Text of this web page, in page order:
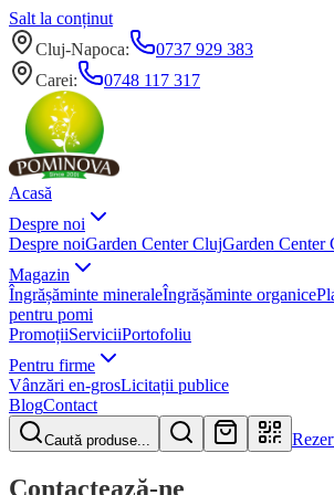
Salt la conținut
Cluj-Napoca:
0737 929 383
Carei: 0748 117 317
Acasă
Despre noi
Despre noiGarden Center ClujGarden Center
Magazin
Îngrășăminte mineraleÎngrășăminte organice
pentru pomi
PromoțiiServiciiPortofoliu
Pentru firme
Vânzări en-grosLicitații publice
BlogContact
Caută produse...
Contactează-ne